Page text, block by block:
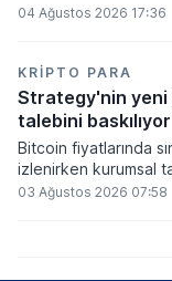
kripto varlıkların
elde edilen dijital
altında dolaşımına
alımlarında
04 Ağustos 2026 17:36
KRIPTO PARA
Strategy'nin yeni
talebini baskılıyor
Bitcoin fiyatlarında
izlenirken kurumsal
piyasa dinamiklerini
03 Ağustos 2026 07:58